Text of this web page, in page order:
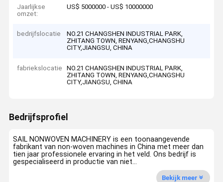
Jaarlijkse
omzet:
US$ 5000000 - US$ 10000000
bedrijfslocatie
NO.21 CHANGSHEN INDUSTRIAL PARK,
ZHITANG TOWN, RENYANG,CHANGSHU
CITY,JIANGSU, CHINA
fabriekslocatie
NO.21 CHANGSHEN INDUSTRIAL PARK,
ZHITANG TOWN, RENYANG,CHANGSHU
CITY,JIANGSU, CHINA
Bedrijfsprofiel
SAIL NONWOVEN MACHINERY is een toonaangevende
fabrikant van non-woven machines in China met meer dan
tien jaar professionele ervaring in het veld. Ons bedrijf is
gespecialiseerd in productie van niet...
Bekijk meer